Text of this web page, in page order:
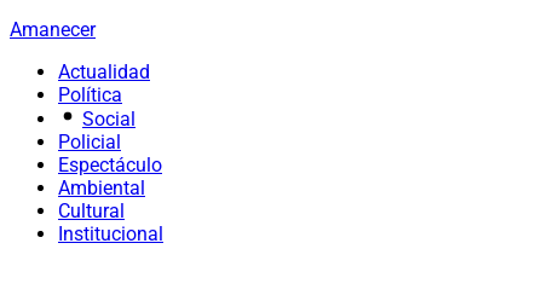
Amanecer
Actualidad
Política
Social
Policial
Espectáculo
Ambiental
Cultural
Institucional